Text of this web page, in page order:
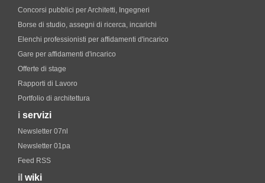
Concorsi pubblici per Architetti, Ingegneri
Borse di studio, assegni di ricerca, incarichi
Elenchi professionisti per affidamenti d'incarico
Gare per affidamenti d'incarico
Offerte di stage
Rapporti di Lavoro
Portfolio di architettura
i servizi
Newsletter 07nl
Newsletter 01pa
Feed RSS
il wiki